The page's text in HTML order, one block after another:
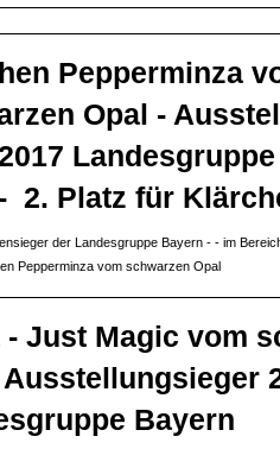
Pepperminza
Opal -
2. Platz für
der Landesgruppe Bayern - - im
Pepperminza vom schwarzen Opal
- Just Magic vom
Bayern